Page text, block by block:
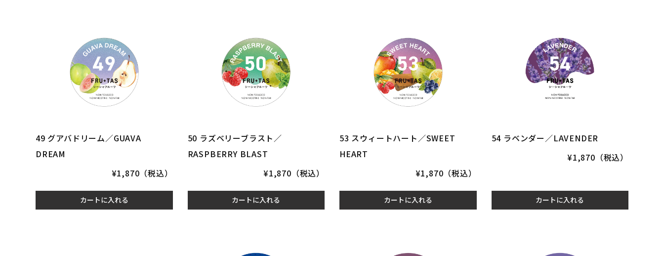
49 グアバドリーム／GUAVA
DREAM
¥1,870（税込）
カートに入れる
50 ラズベリーブラスト／
RASPBERRY BLAST
¥1,870（税込）
カートに入れる
53 スウィートハート／SWEET
HEART
¥1,870（税込）
カートに入れる
54 ラベンダー／LAVENDER
¥1,870（税込）
カートに入れる